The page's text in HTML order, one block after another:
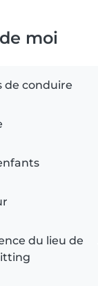
moi
de conduire
du lieu de